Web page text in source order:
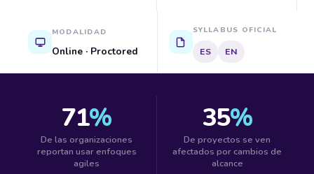
MODALIDAD
Online · Proctored
SYLLABUS OFICIAL
ES EN
71%
De las organizaciones
reportan usar enfoques
agiles
35%
De proyectos se ven
afectados por cambios de
alcance